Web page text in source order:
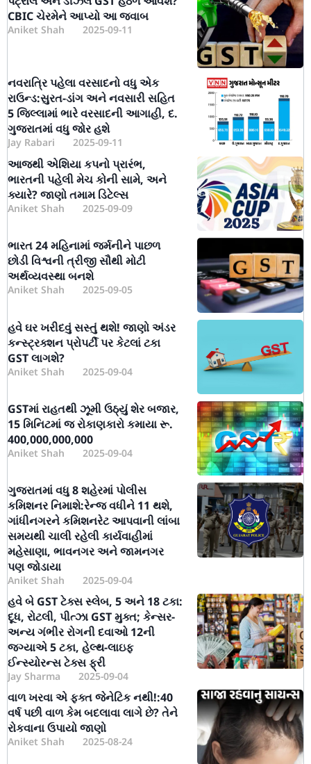
CBIC ચેરમેને આપ્યો આ જવાબ
Aniket Shah 2025-09-11
નવરાત્રિ પહેલા વરસાદનો વધુ એક
રાઉન્ડ:સુરત-ડાંગ અને નવસારી સહિત
5 જિલ્લામાં ભારે વરસાદની આગાહી, દ.
ગુજરાતમાં વધુ જોર હશે
Jay Rabari 2025-09-11
આજથી એશિયા કપનો પ્રારંભ,
ભારતની પહેલી મેચ કોની સામે, અને
ક્યારે? જાણો તમામ ડિટેલ્સ
Aniket Shah 2025-09-09
ભારત 24 મહિનામાં જર્મનીને પાછળ
છોડી વિશ્વની ત્રીજી સૌથી મોટી
અર્થવ્યવસ્થા બનશે
Aniket Shah 2025-09-05
હવે ઘર ખરીદવું સસ્તું થશે! જાણો અંડર
કન્સ્ટ્રક્શન પ્રોપર્ટી પર કેટલાં ટકા
GST લાગશે?
Aniket Shah 2025-09-04
GSTમાં રાહતથી ઝૂમી ઉઠ્યું શેર બજાર,
15 મિનિટમાં જ રોકાણકારો કમાયા રૂ.
400,000,000,000
Aniket Shah 2025-09-04
ગુજરાતમાં વધુ 8 શહેરમાં પોલીસ
કમિશનર નિમાશે:રેન્જ વધીને 11 થશે,
ગાંધીનગરને કમિશનરેટ આપવાની લાંબા
સમયથી ચાલી રહેલી કાર્યવાહીમાં
મહેસાણા, ભાવનગર અને જામનગર
પણ જોડાયા
Aniket Shah 2025-09-04
હવે બે GST ટેક્સ સ્લેબ, 5 અને 18 ટકા:
દૂધ, રોટલી, પીત્ઝા GST મુક્ત; કેન્સર-
અન્ય ગંભીર રોગની દવાઓ 12ની
જગ્યાએ 5 ટકા, હેલ્થ-લાઇફ
ઈન્સ્યોરન્સ ટેક્સ ફ્રી
Jay Sharma 2025-09-04
વાળ ખરવા એ ફક્ત જેનેટિક નથી!:40
વર્ષ પછી વાળ કેમ બદલાવા લાગે છે? તેને
રોકવાના ઉપાયો જાણો
Aniket Shah 2025-08-24